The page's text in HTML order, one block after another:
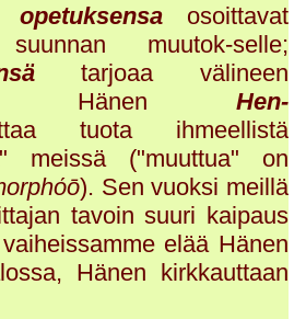
opetuksensaosoittavat
muutok-selle;
tarjoaa välineen
Hänen Hen-
tuota ihmeellistä
meissä ("muuttua" on
). Sen vuoksi meillä
tavoin suuri kaipaus
elää Hänen
Hänen kirkkauttaan